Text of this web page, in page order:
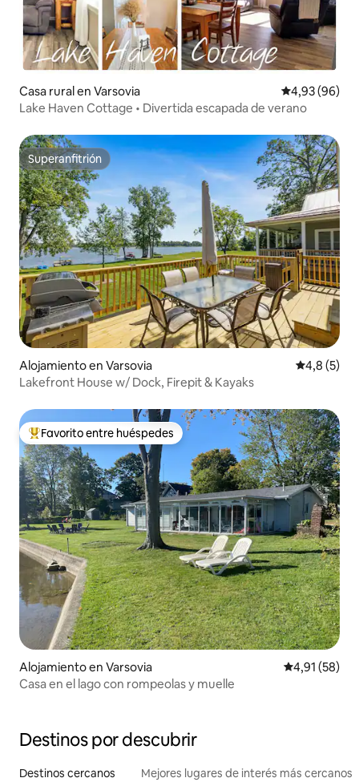
Casa rural en Varsovia Calificación
4,93 (96)
Lake Haven Cottage • Divertida escapada de verano
Superanfitrión
Superanfitrión
Alojamiento en Varsovia
4,8 (5)
Lakefront House w/ Dock, Firepit & Kayaks
Favorito entre los huéspedes más destacados
Favorito entre huéspedes
Alojamiento en Varsovia Calificación
4,91 (58)
Casa en el lago con rompeolas y muelle
Destinos por descubrir
Destinos cercanos Mejores lugares de interés más cercanos